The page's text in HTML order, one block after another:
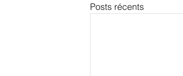
Posts récents